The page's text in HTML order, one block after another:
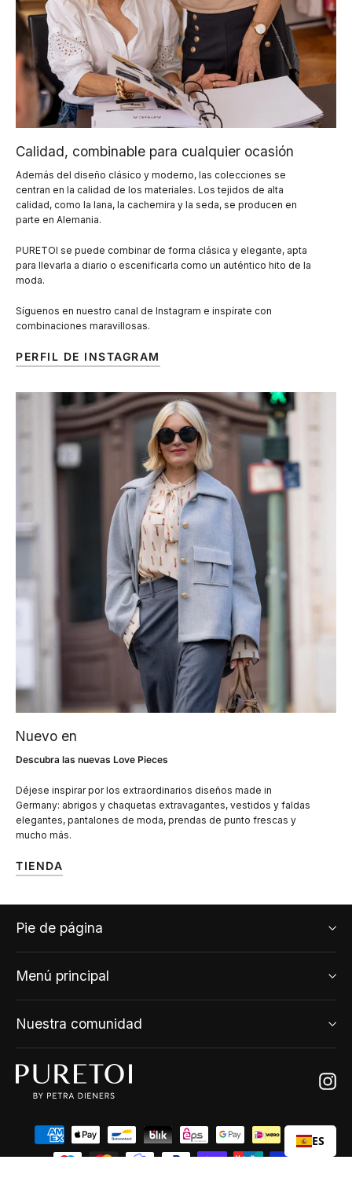
Calidad, combinable para cualquier ocasión
Además del diseño clásico y moderno, las colecciones se
centran en la calidad de los materiales. Los tejidos de alta
calidad, como la lana, la cachemira y la seda, se producen en
parte en Alemania.
PURETOI se puede combinar de forma clásica y elegante, apta
para llevarla a diario o escenificarla como un auténtico hito de la
moda.
Síguenos en nuestro canal de Instagram e inspírate con
combinaciones maravillosas.
PERFIL DE INSTAGRAM
Nuevo en
Descubra las nuevas Love Pieces
Déjese inspirar por los extraordinarios diseños made in
Germany: abrigos y chaquetas extravagantes, vestidos y faldas
elegantes, pantalones de moda, prendas de punto frescas y
mucho más.
TIENDA
Pie de página
Menú principal
Nuestra comunidad
ES